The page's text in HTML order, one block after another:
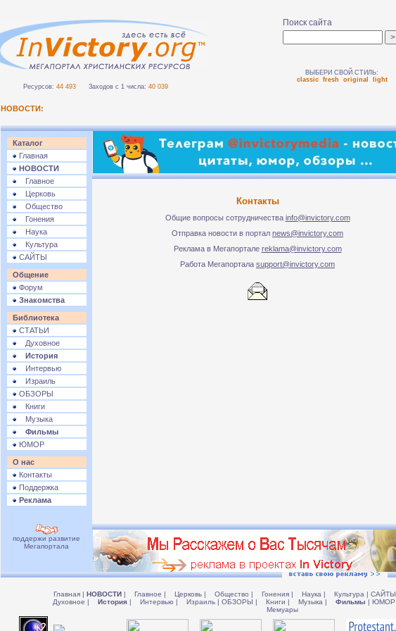
Ресурсов: 44 493 Заходов с 1 числа: 40 039
Поиск сайта
ВЫБЕРИ СВОЙ СТИЛЬ:
classic
fresh original light
НОВОСТИ:
Каталог
Главная
НОВОСТИ
Главное
Церковь
Общество
Гонения
Наука
Культура
САЙТЫ
Общение
Форум
Знакомства
Библиотека
СТАТЬИ
Духовное
История
Интервью
Израиль
ОБЗОРЫ
Книги
Музыка
Фильмы
ЮМОР
О нас
Контакты
Поддержка
Реклама
Контакты
Общие вопросы сотрудничества info@invictory.com
Отправка новости в портал news@invictory.com
Реклама в Мегапортале reklama@invictory.com
Работа Мегапортала support@invictory.com
поддержи развитие
Мегапортала
Главная | НОВОСТИ | Главное | Церковь | Общество | Гонения | Наука | Культура | САЙТЫ
Духовное | История | Интервью | Израиль | ОБЗОРЫ | Книги | Музыка | Фильмы | ЮМОР
Мемуары